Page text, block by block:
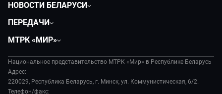
НОВОСТИ БЕЛАРУСИ
Экономика
Происшествия
Наука и технологии
Здоровье и медицина
ПЕРЕДАЧИ
Все как у людей
Вместе выгодно
Евразия. Культурно
МТРК «МИР»
История
Руководство
Национальное представительство МТРК «Мир» в Республике Беларусь
Адрес:
220029, Республика Беларусь, г. Минск, ул. Коммунистическая, 6/2.
Телефон/факс: